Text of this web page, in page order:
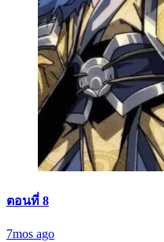
ตอนที่ 8
7mos ago